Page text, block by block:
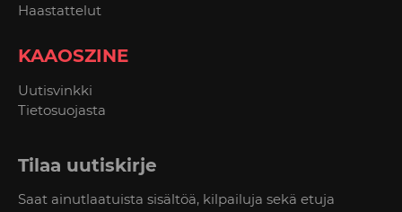
Haastattelut
KAAOSZINE
Uutisvinkki
Tietosuojasta
Tilaa uutiskirje
Saat ainutlaatuista sisältöä, kilpailuja sekä etuja